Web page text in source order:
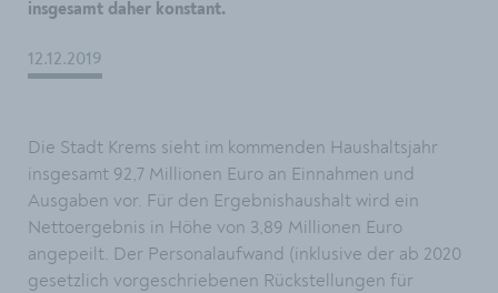
insgesamt daher konstant.
12.12.2019
Die Stadt Krems sieht im kommenden Haushaltsjahr
insgesamt 92,7 Millionen Euro an Einnahmen und
Ausgaben vor. Für den Ergebnishaushalt wird ein
Nettoergebnis in Höhe von 3,89 Millionen Euro
angepeilt. Der Personalaufwand (inklusive der ab 2020
gesetzlich vorgeschriebenen Rückstellungen für